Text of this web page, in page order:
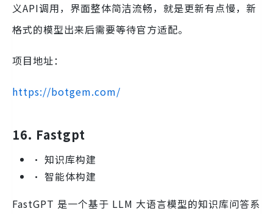
义API调用，界面整体简洁流畅，就是更新有点慢，新
格式的模型出来后需要等待官方适配。
项目地址：
https://botgem.com/
16. Fastgpt
• 知识库构建
• 智能体构建
FastGPT 是一个基于 LLM 大语言模型的知识库问答系